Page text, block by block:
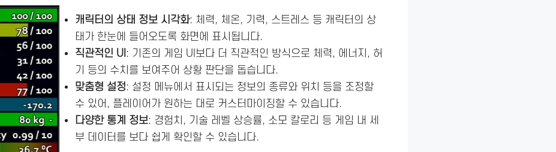
캐릭터의 상태 정보 시각화: 체력, 체온, 기력, 스트레스 등 캐릭터의 상
태가 한눈에 들어오도록 화면에 표시됩니다.
직관적인 UI : 기존의 게임 UI보다 더 직관적인 방식으로 체력, 에너지, 허
기 등의 수치를 보여주어 상황 판단을 돕습니다.
맞춤형 설정: 설정 메뉴에서 표시되는 정보의 종류와 위치 등을 조정할
수 있어, 플레이어가 원하는 대로 커스터마이징할 수 있습니다.
다양한 통계 정보: 경험치, 기술 레벨 상승률, 소모 칼로리 등 게임 내 세
부 데이터를 보다 쉽게 확인할 수 있습니다.